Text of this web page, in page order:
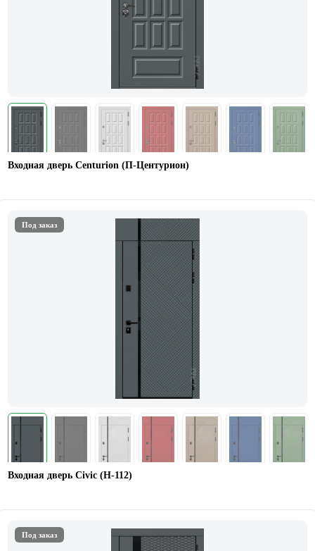
Входная дверь Centurion (П-Центурион)
Под заказ
Входная дверь Civic (Н-112)
Под заказ